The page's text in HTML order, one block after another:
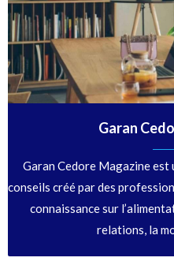
Garan
Garan Cedore Magazine est
conseils créé par des
connaissance sur
relations, la